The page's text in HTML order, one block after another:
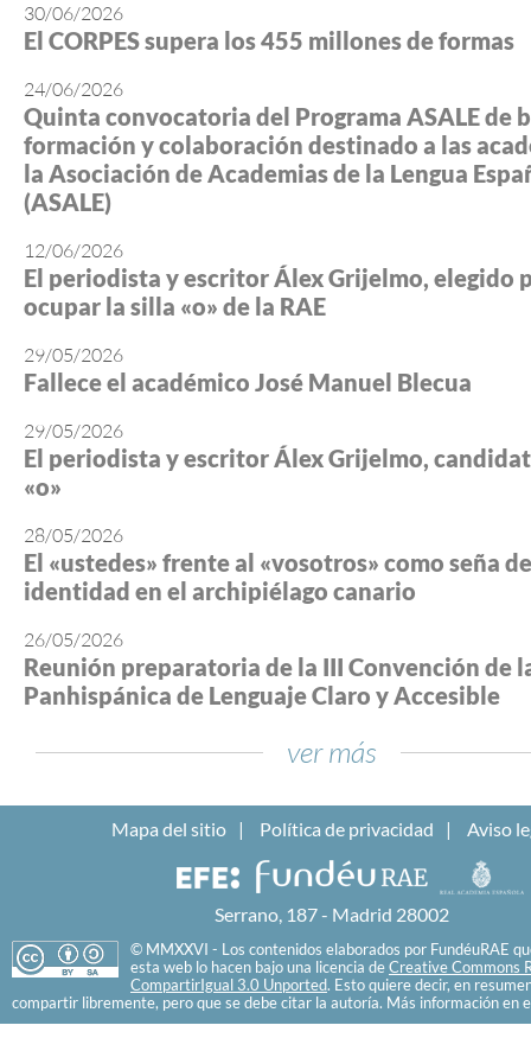
30/06/2026
El CORPES supera los 455 millones de formas
24/06/2026
Quinta convocatoria del Programa ASALE de
formación y colaboración destinado a las
la Asociación de Academias de la Lengua
(ASALE)
12/06/2026
El periodista y escritor Álex Grijelmo, elegido
ocupar la silla «o» de la RAE
29/05/2026
Fallece el académico José Manuel Blecua
29/05/2026
El periodista y escritor Álex Grijelmo,
«o»
28/05/2026
El «ustedes» frente al «vosotros» como seña de
identidad en el archipiélago canario
26/05/2026
Reunión preparatoria de la III Convención de
Panhispánica de Lenguaje Claro y Accesible
ver más
Mapa del sitio Política de privacidad Aviso
Serrano, 187 - Madrid 28002
© MMXXVI - Los contenidos elaborados por FundéuRAE
esta web lo hacen bajo una licencia de Creative Commons
CompartirIgual 3.0 Unported. Esto quiere decir, en
compartir libremente, pero que se debe citar la autoría. Más información en